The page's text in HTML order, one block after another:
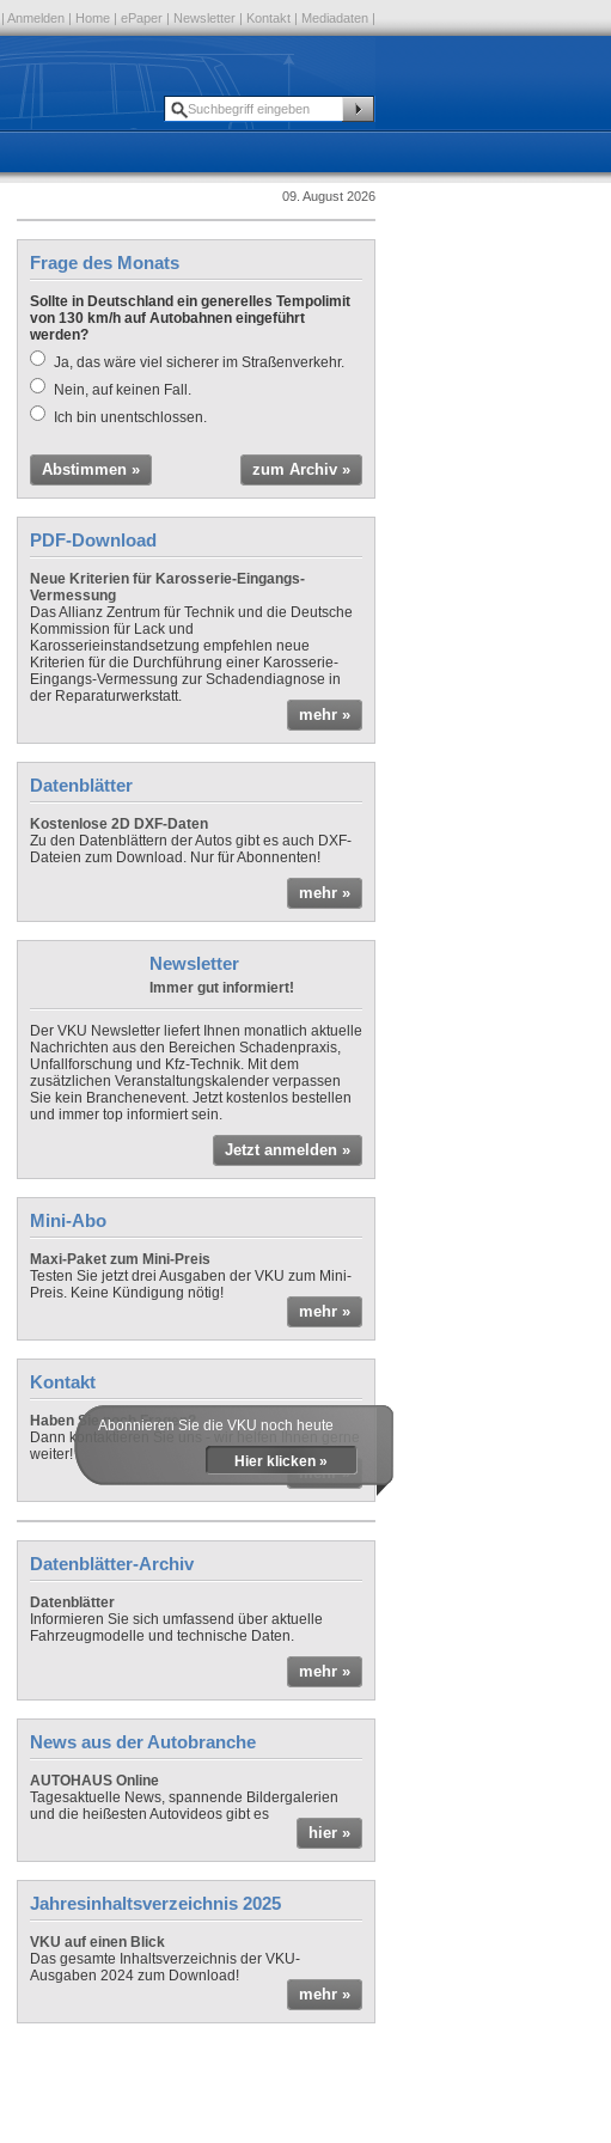
| Anmelden | Home | ePaper | Newsletter | Kontakt | Mediadaten |
09. August 2026
Frage des Monats
Sollte in Deutschland ein generelles Tempolimit
von 130 km/h auf Autobahnen eingeführt
werden?
Ja, das wäre viel sicherer im Straßenverkehr.
Nein, auf keinen Fall.
Ich bin unentschlossen.
Abstimmen » zum Archiv »
PDF-Download
Neue Kriterien für Karosserie-Eingangs-
Vermessung
Das Allianz Zentrum für Technik und die Deutsche
Kommission für Lack und
Karosserieinstandsetzung empfehlen neue
Kriterien für die Durchführung einer Karosserie-
Eingangs-Vermessung zur Schadendiagnose in
der Reparaturwerkstatt.
mehr »
Datenblätter
Kostenlose 2D DXF-Daten
Zu den Datenblättern der Autos gibt es auch DXF-
Dateien zum Download. Nur für Abonnenten!
mehr »
Newsletter
Immer gut informiert!
Der VKU Newsletter liefert Ihnen monatlich aktuelle
Nachrichten aus den Bereichen Schadenpraxis,
Unfallforschung und Kfz-Technik. Mit dem
zusätzlichen Veranstaltungskalender verpassen
Sie kein Branchenevent. Jetzt kostenlos bestellen
und immer top informiert sein.
Jetzt anmelden »
Mini-Abo
Maxi-Paket zum Mini-Preis
Testen Sie jetzt drei Ausgaben der VKU zum Mini-
Preis. Keine Kündigung nötig!
mehr »
Kontakt
Haben Sie noch Fragen?
Dann kontaktieren Sie uns - wir helfen Ihnen gerne
weiter!
mehr »
Abonnieren Sie die VKU noch heute
Hier klicken »
Datenblätter-Archiv
Datenblätter
Informieren Sie sich umfassend über aktuelle
Fahrzeugmodelle und technische Daten.
mehr »
News aus der Autobranche
AUTOHAUS Online
Tagesaktuelle News, spannende Bildergalerien
und die heißesten Autovideos gibt es
hier »
Jahresinhaltsverzeichnis 2025
VKU auf einen Blick
Das gesamte Inhaltsverzeichnis der VKU-
Ausgaben 2024 zum Download!
mehr »